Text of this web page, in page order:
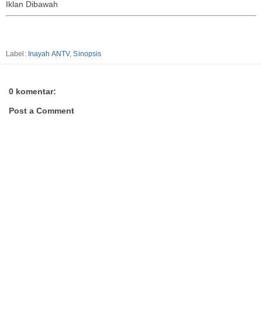
Iklan Dibawah
Label: Inayah ANTV,Sinopsis
0 komentar:
Post a Comment